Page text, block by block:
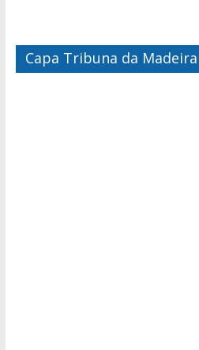
Capa Tribuna da Madeira